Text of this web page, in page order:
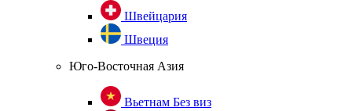
Швейцария
Швеция
Юго-Восточная Азия
Вьетнам Без виз